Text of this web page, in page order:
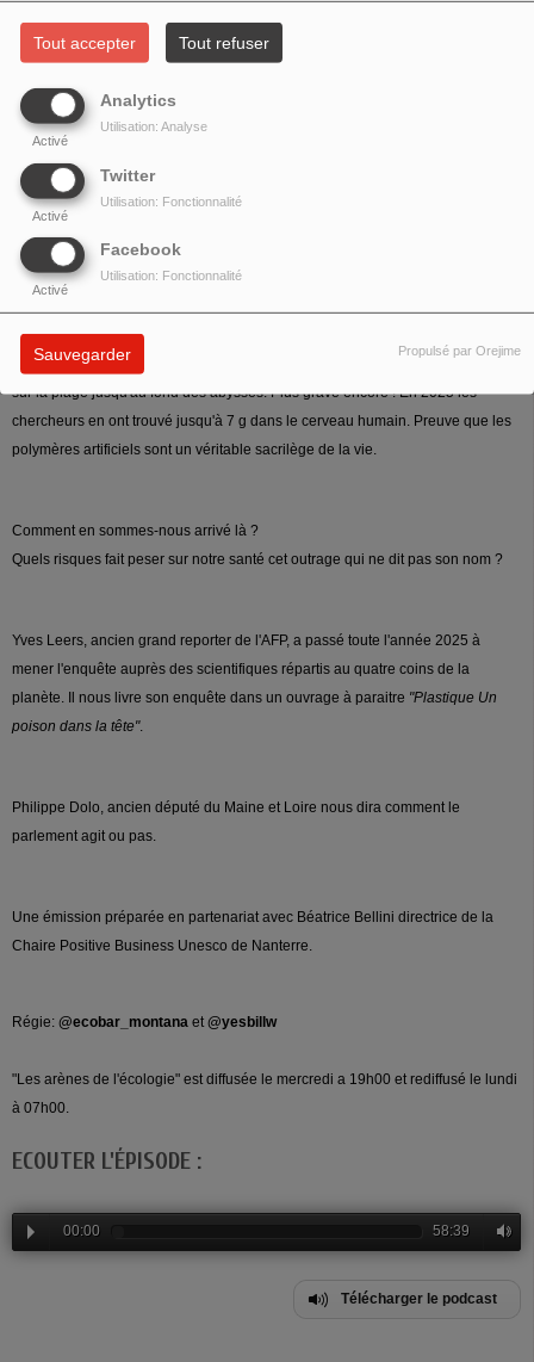
Tout accepter Tout refuser
Analytics
Activé
Utilisation: Analyse
Twitter
Activé
Utilisation: Fonctionnalité
Facebook
Activé
Utilisation: Fonctionnalité
Sauvegarder Propulsé par Orejime
QUAND LES PLASTIQUES ATTAQUENT !
LES ARÈNES DE L'ÉCOLOGIE #60 - ÉMISSION DU 13 MAI
2026
On les pensait inoffensifs, ils envahissent toute la planète. On les ramassent
sur la plage jusqu'au fond des abysses. Plus grave encore ! En 2025 les
chercheurs en ont trouvé jusqu'à 7 g dans le cerveau humain. Preuve que les
polymères artificiels sont un véritable sacrilège de la vie.
Comment en sommes-nous arrivé là ?
Quels risques fait peser sur notre santé cet outrage qui ne dit pas son nom ?
Yves Leers, ancien grand reporter de l'AFP, a passé toute l'année 2025 à
mener l'enquête auprès des scientifiques répartis au quatre coins de la
planète. Il nous livre son enquête dans un ouvrage à paraitre "Plastique Un
poison dans la tête".
Philippe Dolo, ancien député du Maine et Loire nous dira comment le
parlement agit ou pas.
Une émission préparée en partenariat avec Béatrice Bellini directrice de la
Chaire Positive Business Unesco de Nanterre.
Régie: @ecobar_montana et@yesbillw
"Les arènes de l'écologie" est diffusée le mercredi a 19h00 et rediffusé le lundi
à 07h00.
ECOUTER L'ÉPISODE :
00:00 58:39
Télécharger le podcast